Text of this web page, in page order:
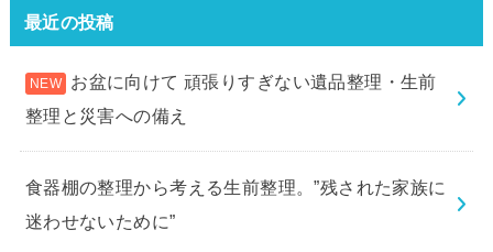
最近の投稿
お盆に向けて 頑張りすぎない遺品整理・生前
整理と災害への備え
食器棚の整理から考える生前整理。”残された家族に
迷わせないために”